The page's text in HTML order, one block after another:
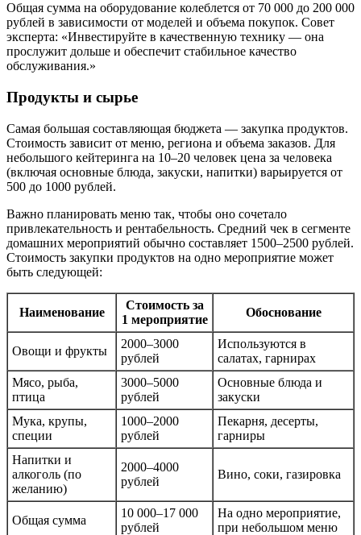
Общая сумма на оборудование колеблется от 70 000 до 200 000
рублей в зависимости от моделей и объема покупок. Совет
эксперта: «Инвестируйте в качественную технику — она
прослужит дольше и обеспечит стабильное качество
обслуживания.»
Продукты и сырье
Самая большая составляющая бюджета — закупка продуктов.
Стоимость зависит от меню, региона и объема заказов. Для
небольшого кейтеринга на 10–20 человек цена за человека
(включая основные блюда, закуски, напитки) варьируется от
500 до 1000 рублей.
Важно планировать меню так, чтобы оно сочетало
привлекательность и рентабельность. Средний чек в сегменте
домашних мероприятий обычно составляет 1500–2500 рублей.
Стоимость закупки продуктов на одно мероприятие может
быть следующей:
Наименование
Стоимость за
1 мероприятие
Обоснование
Овощи и фрукты
2000–3000
рублей
Используются в
салатах, гарнирах
Мясо, рыба,
птица
3000–5000
рублей
Основные блюда и
закуски
Мука, крупы,
специи
1000–2000
рублей
Пекарня, десерты,
гарниры
Напитки и
алкоголь (по
желанию)
2000–4000
рублей
Вино, соки, газировка
Общая сумма
10 000–17 000
рублей
На одно мероприятие,
при небольшом меню